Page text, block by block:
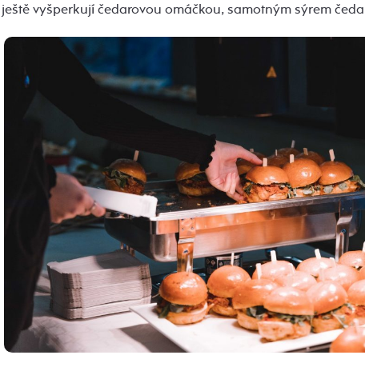
vyšperkují čedarovou omáčkou, samotným sýrem